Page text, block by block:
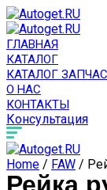
ГЛАВНАЯ
КАТАЛОГ
КАТАЛОГ
О НАС
КОНТАКТЫ
Консультация
Home / FAW /